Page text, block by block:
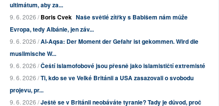
ultimátum, aby za...
9. 6. 2026 /Boris Cvek Naše světlé zítřky s Babišem nám může
Evropa, tedy Albánie, jen záv...
9. 6. 2026 /Al-Aqsa: Der Moment der Gefahr ist gekommen. Wird die
muslimische W...
9. 6. 2026 /Čeští islamofobové jsou přesně jako islamističtí extremisté
9. 6. 2026 /Ti, kdo se ve Velké Británii a USA zasazovali o svobodu
projevu, pr...
9. 6. 2026 /Ještě se v Británii neobáváte tyranie? Tady je důvod, proč